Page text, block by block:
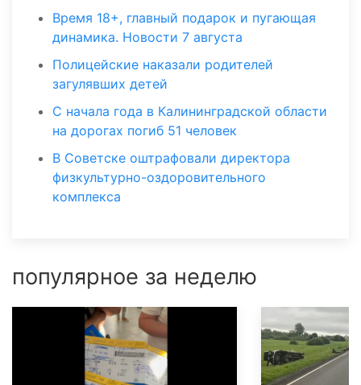
Время 18+, главный подарок и пугающая
динамика. Новости 7 августа
Полицейские наказали родителей
загулявших детей
С начала года в Калининградской области
на дорогах погиб 51 человек
В Советске оштрафовали директора
физкультурно-оздоровительного
комплекса
популярное за неделю